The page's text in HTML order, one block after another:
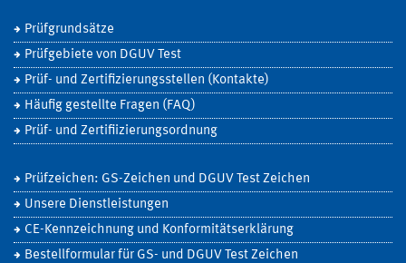
Prüfgrundsätze
Prüfgebiete von DGUV Test
Prüf- und Zertifizierungsstellen (Kontakte)
Häufig gestellte Fragen (FAQ)
Prüf- und Zertifiizierungsordnung
Prüfzeichen: GS-Zeichen und DGUV Test Zeichen
Unsere Dienstleistungen
CE-Kennzeichnung und Konformitätserklärung
Bestellformular für GS- und DGUV Test Zeichen